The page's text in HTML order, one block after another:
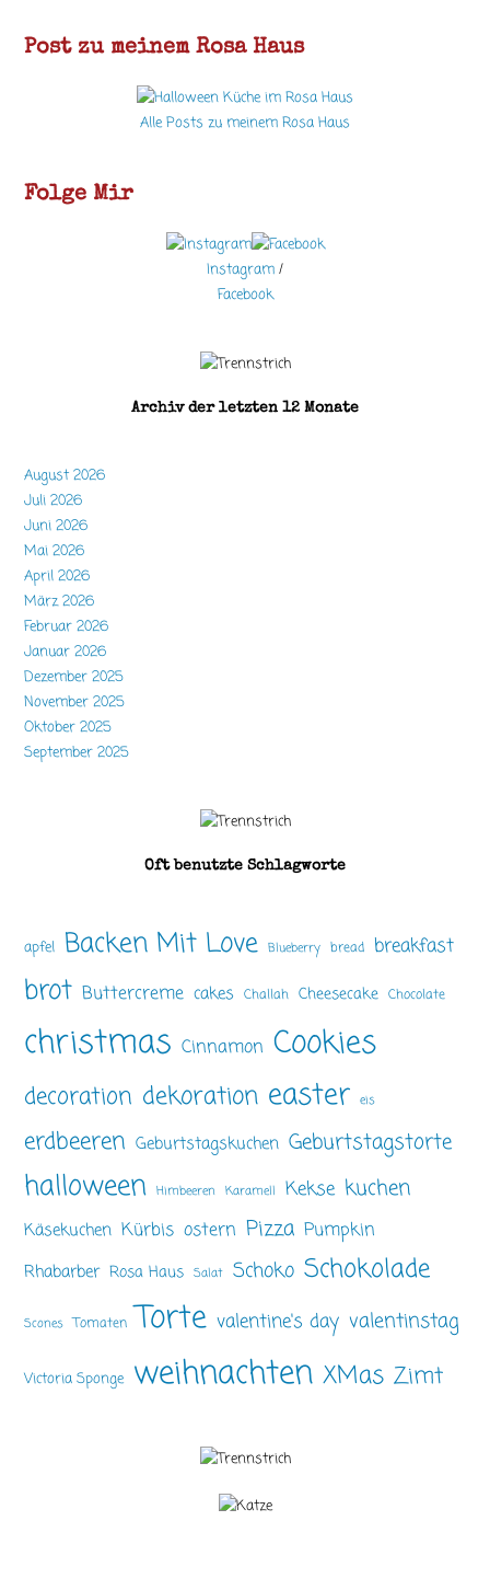
Post zu meinem Rosa Haus
Alle Posts zu meinem Rosa Haus
Folge Mir
Instagram /
Facebook
Archiv der letzten 12 Monate
August 2026
Juli 2026
Juni 2026
Mai 2026
April 2026
März 2026
Februar 2026
Januar 2026
Dezember 2025
November 2025
Oktober 2025
September 2025
Oft benutzte Schlagworte
apfel Backen Mit Love Blueberry bread breakfast
brot Buttercreme cakes Challah Cheesecake Chocolate
christmas Cinnamon Cookies
decoration dekoration easter eis
erdbeeren Geburtstagskuchen Geburtstagstorte
halloween Himbeeren Karamell Kekse kuchen
Käsekuchen Kürbis ostern Pizza Pumpkin
Rhabarber Rosa Haus Salat Schoko Schokolade
Scones Tomaten Torte valentine's day valentinstag
Victoria Sponge weihnachten XMas Zimt